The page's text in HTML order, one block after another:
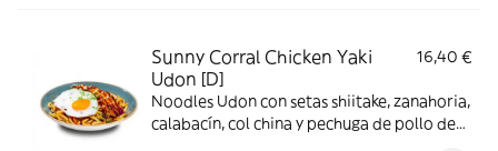
Sunny Corral Chicken Yaki
Udon [D]
16,40 €
Noodles Udon con setas shiitake, zanahoria,
calabacín, col china y pechuga de pollo de